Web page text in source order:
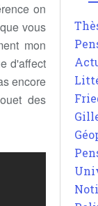
on
vous
mon
d'affect
encore
des